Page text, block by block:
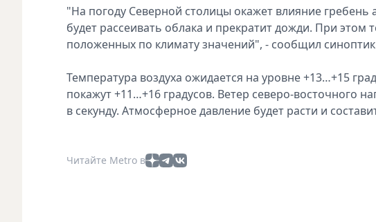
"На погоду Северной столицы окажет влияние гребень
будет рассеивать облака и прекратит дожди. При этом
положенных по климату значений", - сообщил
Температура воздуха ожидается на уровне +13…+15
покажут +11…+16 градусов. Ветер северо-восточного
в секунду. Атмосферное давление будет расти и
Читайте Metro в